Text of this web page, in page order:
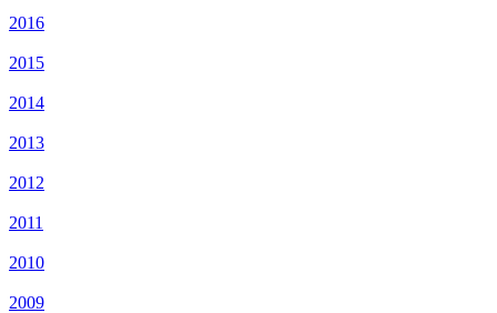
2016
2015
2014
2013
2012
2011
2010
2009